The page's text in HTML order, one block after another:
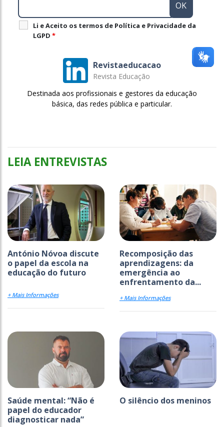
Li e Aceito os termos de Política e Privacidade da
LGPD *
Revistaeducacao
Revista Educação
Destinada aos profissionais e gestores da educação
básica, das redes pública e particular.
LEIA ENTREVISTAS
António Nóvoa discute
o papel da escola na
educação do futuro
+ Mais Informações
Recomposição das
aprendizagens: da
emergência ao
enfrentamento da...
+ Mais Informações
Saúde mental: “Não é
papel do educador
diagnosticar nada”
O silêncio dos meninos